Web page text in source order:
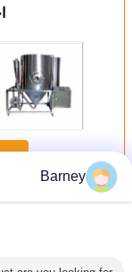
أكثرآلة التجفيف
Barney